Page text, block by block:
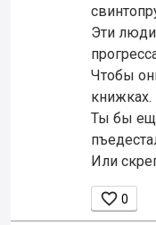
Эти люди
Чтобы
книжках.
Ты бы
Или
 0